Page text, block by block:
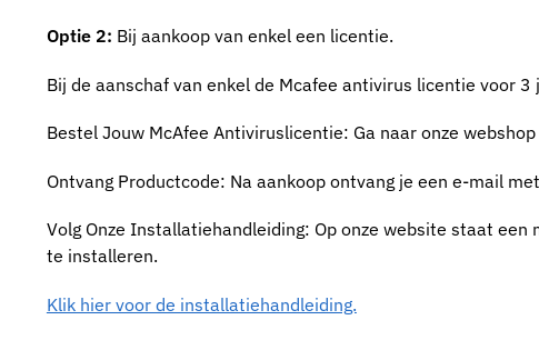
Optie 2: Bij aankoop van enkel een licentie.
Bij de aanschaf van enkel de Mcafee antivirus licentie voor
Bestel Jouw McAfee Antiviruslicentie: Ga naar onze
Ontvang Productcode: Na aankoop ontvang je een e-mail
Volg Onze Installatiehandleiding: Op onze website staat
te installeren.
Klik hier voor de installatiehandleiding.